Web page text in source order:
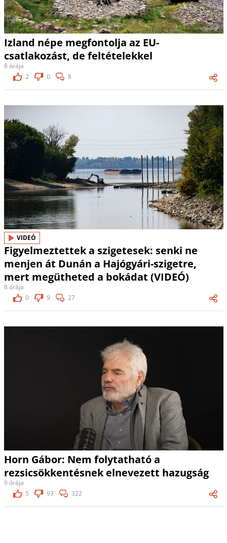
Izland népe megfontolja az EU-
csatlakozást, de feltételekkel
8 órája
2
0 8
VIDEÓ
Figyelmeztettek a szigetesek: senki ne
menjen át Dunán a Hajógyári-szigetre,
mert megütheted a bokádat (VIDEÓ)
8 órája
0
9 27
Horn Gábor: Nem folytatható a
rezsicsökkentésnek elnevezett hazugság
9 órája
5
93 322